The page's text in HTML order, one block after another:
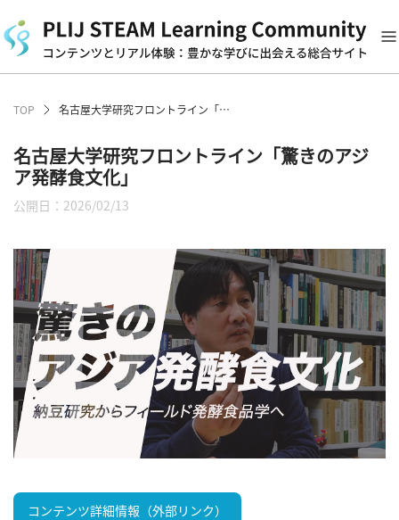
TOP 名古屋大学研究フロントライン「驚きのアジア発酵食文化」
名古屋大学研究フロントライン「驚きのアジ
ア発酵食文化」
公開日：2026/02/13
コンテンツ詳細情報（外部リンク）